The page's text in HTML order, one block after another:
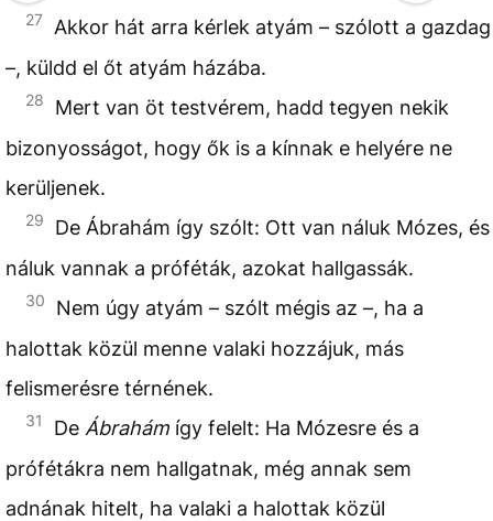
27
Akkor hát arra kérlek atyám – szólott a gazdag
–, küldd el őt atyám házába.
28
Mert van öt testvérem, hadd tegyen nekik
bizonyosságot, hogy ők is a kínnak e helyére ne
kerüljenek.
29
De Ábrahám így szólt: Ott van náluk Mózes, és
náluk vannak a próféták, azokat hallgassák.
30
Nem úgy atyám – szólt mégis az –, ha a
halottak közül menne valaki hozzájuk, más
felismerésre térnének.
31 De Ábrahám így felelt: Ha Mózesre és a
prófétákra nem hallgatnak, még annak sem
adnának hitelt, ha valaki a halottak közül